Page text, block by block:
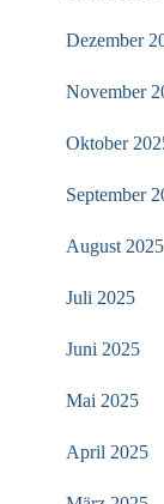
Dezember
November
Oktober
September
August 2025
Juli 2025
Juni 2025
Mai 2025
April 2025